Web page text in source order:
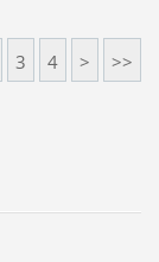
3 4 > >>